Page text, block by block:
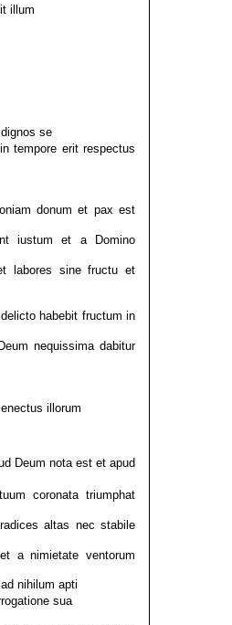
illum
se
tempore erit respectus
donum et pax est
iustum et a Domino
labores sine fructu et
habebit fructum in
nequissima dabitur
illorum
Deum nota est et apud
coronata triumphat
altas nec stabile
a nimietate ventorum
nihilum apti
sua